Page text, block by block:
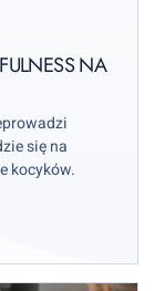
NA
się na
kocyków.